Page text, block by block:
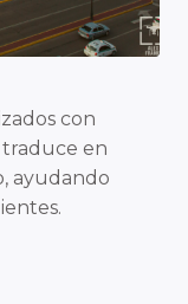
con
en
ayudando